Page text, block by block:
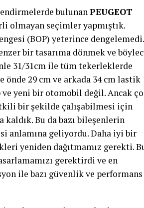
Hossann , “Peugeot’nun 2022 FIA
zarif ve sade bir tasarımla
24 Saat Le Mans yarışının
zaferinin 30. yıldönümünü kutlayan
ölçeklerde kullandığımız bir
grafik tasarım, dayanıklılık
Takım ruhunu ve takımdaki
gri, beyaz ve kriptonit olmak
renklerden oluşuyor. Bu
yaşam tarzı ürünlerinde de
önüne seren 2024 PEUGEOT
açılış yarışı Katar 1812